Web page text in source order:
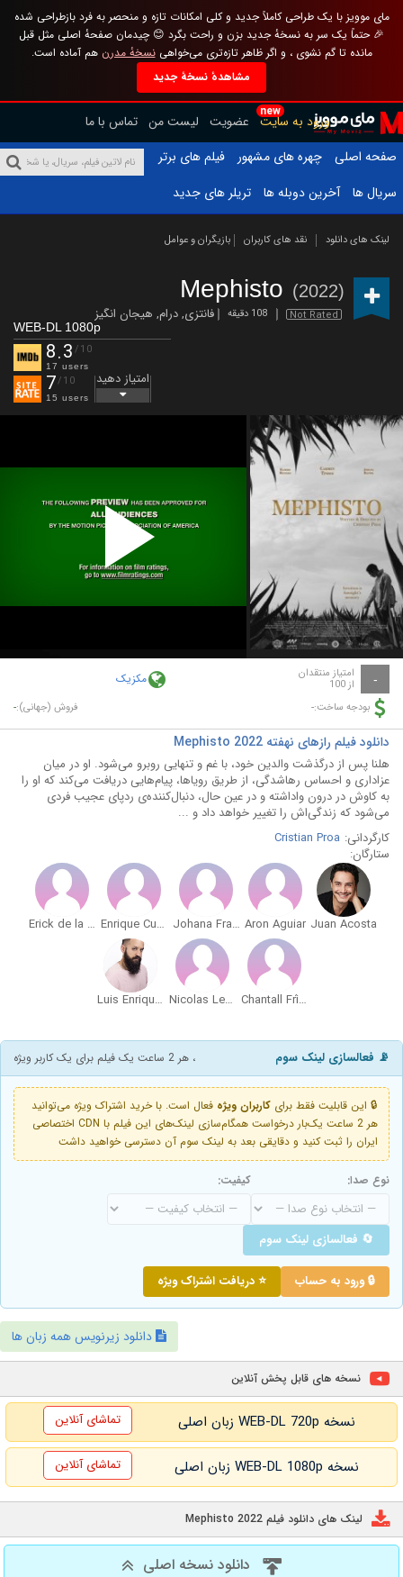
مای موویز با یک طراحی کاملاً جدید و کلی امکانات تازه و منحصر به فرد بازطراحی شده
🎉 حتماً یک سر به نسخهٔ جدید بزن و راحت بگرد 😊 چیدمان صفحهٔ اصلی مثل قبل
مانده تا گم نشوی ، و اگر ظاهر تازه‌تری می‌خواهینسخهٔ مدرن هم آماده است.
مشاهدهٔ نسخهٔ جدید
new
ورود به سایت عضویت لیست من تماس با ما
صفحه اصلی
چهره های مشهور
فیلم های برتر
سریال ها
آخرین دوبله ها تریلر های جدید
لینک های دانلود نقد های کاربران بازیگران و عوامل
Mephisto (2022)
Not Rated 108 دقیقه فانتزی,درام, هیجان انگیز
WEB-DL 1080p
8.3 /10
17 users
7/10
15 users
امتیاز دهید
Play
Video
- امتیاز منتقدان
از 100 مکزیک
بودجه ساخت:- فروش (جهانی):-
دانلود فیلم رازهای نهفته Mephisto 2022
هلنا پس از درگذشت والدین خود، با غم و تنهایی روبرو می‌شود. او در میان
عزاداری و احساس رهاشدگی، از طریق رویاها، پیام‌هایی دریافت می‌کند که او را
به کاوش در درون واداشته و در عین حال، دنبال‌کننده‌ی ردپای عجیب فردی
می‌شود که زندگی‌اش را تغییر خواهد داد و ...
کارگردانی: Cristian Proa
ستارگان:
Juan Acosta
Aron Aguiar
Johana Fragoso Blendl
Enrique Cueva
Erick de la Luz
Chantall Frías
Nicolas Lemaire
Luis Enrique Marín
📡 فعالسازی لینک سوم ، هر 2 ساعت یک فیلم برای یک کاربر ویژه
🔒 این قابلیت فقط برای کاربران ویژه فعال است. با خرید اشتراک ویژه می‌توانید
هر 2 ساعت یک‌بار درخواست همگام‌سازی لینک‌های این فیلم با CDN اختصاصی
ایران را ثبت کنید و دقایقی بعد به لینک سوم آن دسترسی خواهید داشت
نوع صدا: کیفیت:
🔄 فعالسازی لینک سوم
🔒 ورود به حساب ⭐ دریافت اشتراک ویژه
دانلود زیرنویس همه زبان ها
نسخه های قابل پخش آنلاین
نسخه WEB-DL 720p زبان اصلی تماشای آنلاین
نسخه WEB-DL 1080p زبان اصلی تماشای آنلاین
لینک های دانلود فیلم Mephisto 2022
دانلود نسخه اصلی